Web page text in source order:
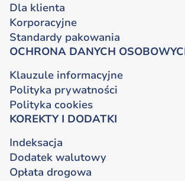
Dla klienta
Korporacyjne
Standardy pakowania
OCHRONA DANYCH
Klauzule informacyjne
Polityka prywatności
Polityka cookies
KOREKTY I DODATKI
Indeksacja
Dodatek walutowy
Opłata drogowa